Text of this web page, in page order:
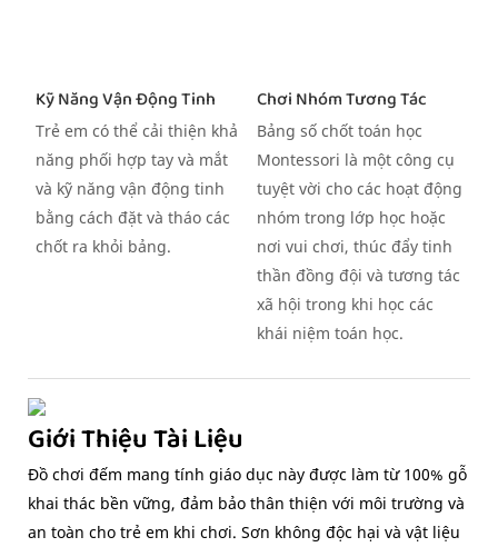
Kỹ Năng Vận Động Tinh
Trẻ em có thể cải thiện khả
năng phối hợp tay và mắt
và kỹ năng vận động tinh
bằng cách đặt và tháo các
chốt ra khỏi bảng.
Chơi Nhóm Tương Tác
Bảng số chốt toán học
Montessori là một công cụ
tuyệt vời cho các hoạt động
nhóm trong lớp học hoặc
nơi vui chơi, thúc đẩy tinh
thần đồng đội và tương tác
xã hội trong khi học các
khái niệm toán học.
Giới Thiệu Tài Liệu
Đồ chơi đếm mang tính giáo dục này được làm từ 100% gỗ
khai thác bền vững, đảm bảo thân thiện với môi trường và
an toàn cho trẻ em khi chơi. Sơn không độc hại và vật liệu